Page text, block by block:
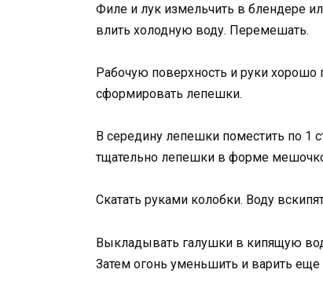
Филе и лук измельчить в блендере
влить холодную воду. Перемешать.
Рабочую поверхность и руки хорошо
сформировать лепешки.
В середину лепешки поместить по 1
тщательно лепешки в форме
Скатать руками колобки. Воду
Выкладывать галушки в кипящую
Затем огонь уменьшить и варить еще